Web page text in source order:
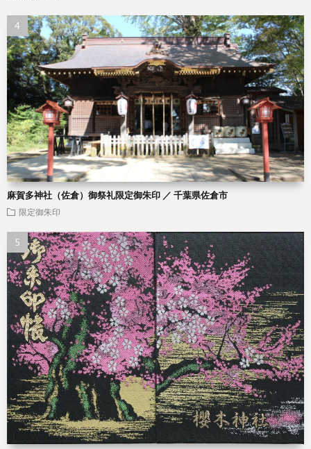
麻賀多神社（佐倉）御祭礼限定御朱印 ／ 千葉県佐倉市
限定御朱印